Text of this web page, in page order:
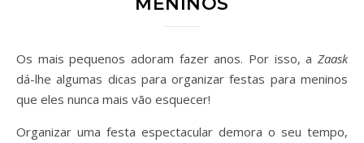
Os mais pequenos adoram fazer anos. Por isso, a Zaask
dá-lhe algumas dicas para organizar festas para meninos
que eles nunca mais vão esquecer!
Organizar uma festa espectacular demora o seu tempo,